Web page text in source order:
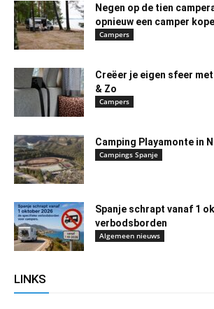
Negen op de tien
opnieuw een camper
Campers
Creëer je eigen sfeer
& Zo
Campers
Camping Playamonte in
Campings Spanje
Spanje schrapt vanaf 1
verbodsborden
Algemeen nieuws
LINKS